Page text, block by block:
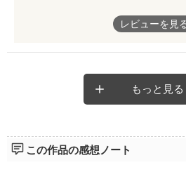
切なさと甘さがくせになります。元嫁
スッキリで好きです。ラストは温かさ
レビューを見
もっと見る
この作品の感想ノート